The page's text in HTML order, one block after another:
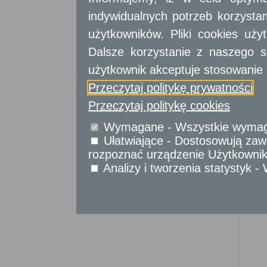
Sprawy komunikacyjne
Sprawy obywatelskie
Udostępnianie informacji publicznej
dla przedsiębiorców
Usługidla instytucji,
urzędów
indywidualnych potrzeb
użytkowników. Pliki cookies
Dalsze korzystanie z naszego
użytkownik akceptuje stosowanie
Przeczytaj politykę prywatności
Przeczytaj politykę cookies
Wymagane - Wszystkie
Ułatwiające - Dostosowują
rozpoznać urządzenie
Analizy i tworzenia statystyk -